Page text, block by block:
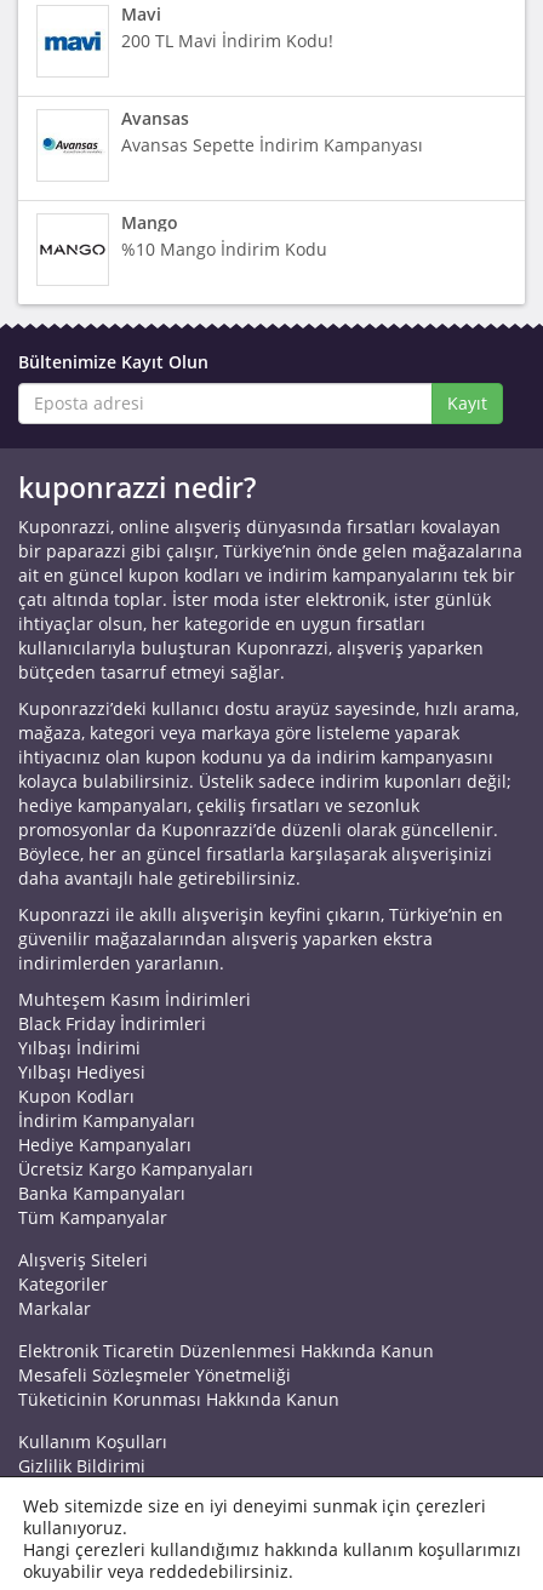
Mavi
200 TL Mavi İndirim Kodu!
Avansas
Avansas Sepette İndirim Kampanyası
Mango
%10 Mango İndirim Kodu
Bültenimize Kayıt Olun
Kayıt
kuponrazzi nedir?
Kuponrazzi, online alışveriş dünyasında fırsatları kovalayan
bir paparazzi gibi çalışır, Türkiye’nin önde gelen mağazalarına
ait en güncel kupon kodları ve indirim kampanyalarını tek bir
çatı altında toplar. İster moda ister elektronik, ister günlük
ihtiyaçlar olsun, her kategoride en uygun fırsatları
kullanıcılarıyla buluşturan Kuponrazzi, alışveriş yaparken
bütçeden tasarruf etmeyi sağlar.
Kuponrazzi’deki kullanıcı dostu arayüz sayesinde, hızlı arama,
mağaza, kategori veya markaya göre listeleme yaparak
ihtiyacınız olan kupon kodunu ya da indirim kampanyasını
kolayca bulabilirsiniz. Üstelik sadece indirim kuponları değil;
hediye kampanyaları, çekiliş fırsatları ve sezonluk
promosyonlar da Kuponrazzi’de düzenli olarak güncellenir.
Böylece, her an güncel fırsatlarla karşılaşarak alışverişinizi
daha avantajlı hale getirebilirsiniz.
Kuponrazzi ile akıllı alışverişin keyfini çıkarın, Türkiye’nin en
güvenilir mağazalarından alışveriş yaparken ekstra
indirimlerden yararlanın.
Muhteşem Kasım İndirimleri
Black Friday İndirimleri
Yılbaşı İndirimi
Yılbaşı Hediyesi
Kupon Kodları
İndirim Kampanyaları
Hediye Kampanyaları
Ücretsiz Kargo Kampanyaları
Banka Kampanyaları
Tüm Kampanyalar
Alışveriş Siteleri
Kategoriler
Markalar
Elektronik Ticaretin Düzenlenmesi Hakkında Kanun
Mesafeli Sözleşmeler Yönetmeliği
Tüketicinin Korunması Hakkında Kanun
Kullanım Koşulları
Gizlilik Bildirimi
Kuponrazzi Blog
Mağaza Ekle
İletişim
Web sitemizde size en iyi deneyimi sunmak için çerezleri
kullanıyoruz.
Hangi çerezleri kullandığımız hakkında kullanım koşullarımızı
okuyabilir veya reddedebilirsiniz.